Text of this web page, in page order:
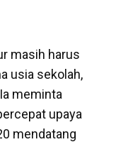
masih harus
usia sekolah,
meminta
upaya
mendatang